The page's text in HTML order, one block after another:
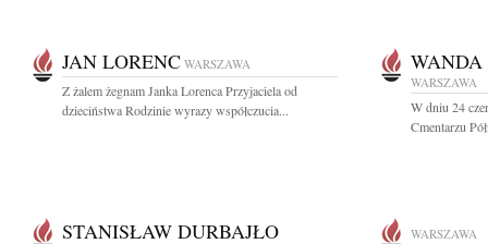
JAN LORENC WARSZAWA
Z żalem żegnam Janka Lorenca Przyjaciela od
dzieciństwa Rodzinie wyrazy współczucia...
WARSZAWA
W dniu 24
Cmentarzu
STANISŁAW DURBAJŁO WARSZAWA